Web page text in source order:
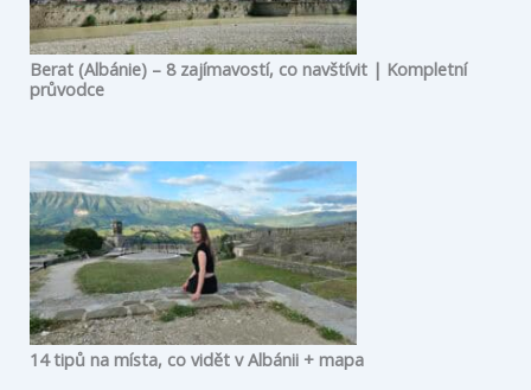
Berat (Albánie) – 8 zajímavostí, co navštívit | Kompletní
průvodce
14 tipů na místa, co vidět v Albánii + mapa